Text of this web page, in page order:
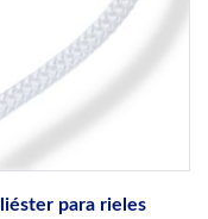
para rieles